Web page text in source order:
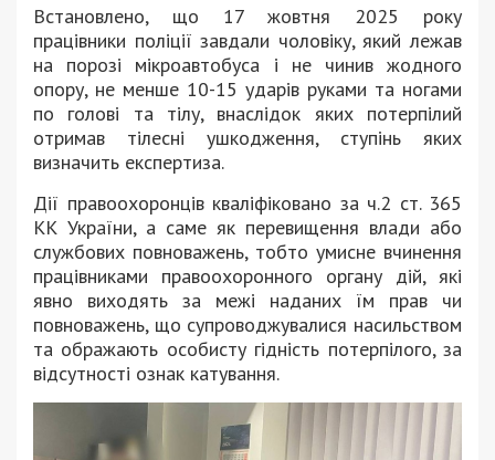
Встановлено, що 17 жовтня 2025 року
працівники поліції завдали чоловіку, який лежав
на порозі мікроавтобуса і не чинив жодного
опору, не менше 10-15 ударів руками та ногами
по голові та тілу, внаслідок яких потерпілий
отримав тілесні ушкодження, ступінь яких
визначить експертиза.
Дії правоохоронців кваліфіковано за ч.2 ст. 365
КК України, а саме як перевищення влади або
службових повноважень, тобто умисне вчинення
працівниками правоохоронного органу дій, які
явно виходять за межі наданих їм прав чи
повноважень, що супроводжувалися насильством
та ображають особисту гідність потерпілого, за
відсутності ознак катування.